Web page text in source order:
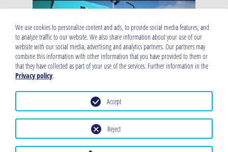
Informações Legais POLÍTICA DE PRIVACIDADE DE DADOS
We use cookies to personalize content and ads, to provide social media features, and
to analyze traffic to our website. We also share information about your use of our
website with our social media, advertising and analytics partners. Our partners may
combine this information with other information that you have provided to them or
that they have collected as part of your use of the services. Further information in the
Privacy policy.
Reject
Accept